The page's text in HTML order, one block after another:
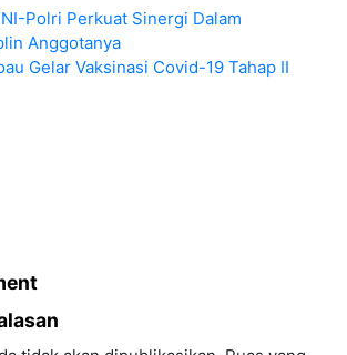
Polri Perkuat Sinergi Dalam
Anggotanya
Gelar Vaksinasi Covid-19 Tahap II